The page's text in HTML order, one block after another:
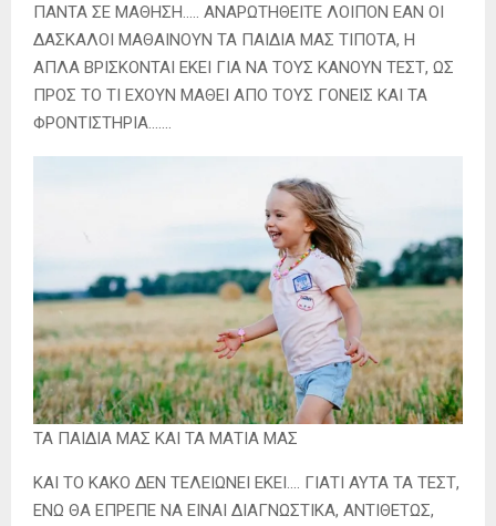
ΠΑΝΤΑ ΣΕ ΜΑΘΗΣΗ….. ΑΝΑΡΩΤΗΘΕΙΤΕ ΛΟΙΠΟΝ ΕΑΝ ΟΙ
ΔΑΣΚΑΛΟΙ ΜΑΘΑΙΝΟΥΝ ΤΑ ΠΑΙΔΙΑ ΜΑΣ ΤΙΠΟΤΑ, Η
ΑΠΛΑ ΒΡΙΣΚΟΝΤΑΙ ΕΚΕΙ ΓΙΑ ΝΑ ΤΟΥΣ ΚΑΝΟΥΝ ΤΕΣΤ, ΩΣ
ΠΡΟΣ ΤΟ ΤΙ ΕΧΟΥΝ ΜΑΘΕΙ ΑΠΟ ΤΟΥΣ ΓΟΝΕΙΣ ΚΑΙ ΤΑ
ΦΡΟΝΤΙΣΤΗΡΙΑ…….
ΤΑ ΠΑΙΔΙΑ ΜΑΣ ΚΑΙ ΤΑ ΜΑΤΙΑ ΜΑΣ
ΚΑΙ ΤΟ ΚΑΚΟ ΔΕΝ ΤΕΛΕΙΩΝΕΙ ΕΚΕΙ…. ΓΙΑΤΙ ΑΥΤΑ ΤΑ ΤΕΣΤ,
ΕΝΩ ΘΑ ΕΠΡΕΠΕ ΝΑ ΕΙΝΑΙ ΔΙΑΓΝΩΣΤΙΚΑ, ΑΝΤΙΘΕΤΩΣ,